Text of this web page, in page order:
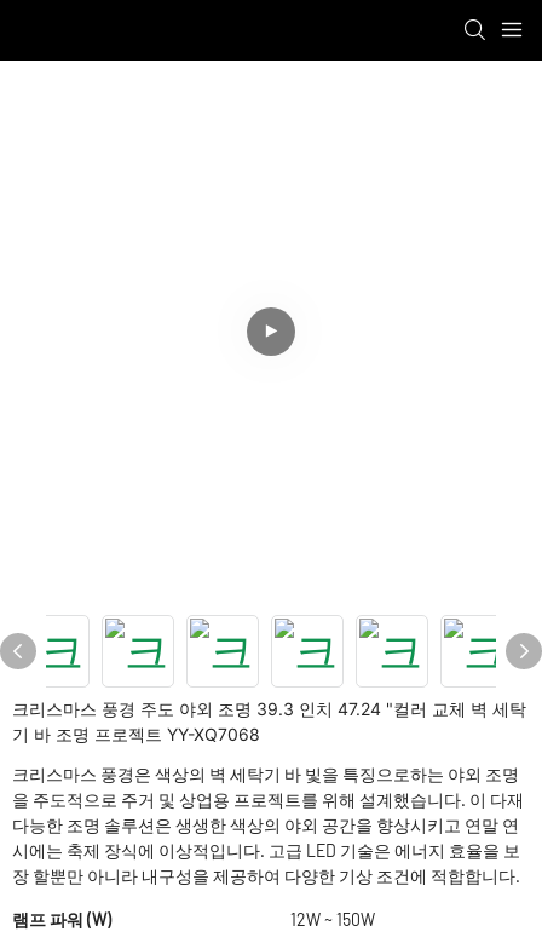
크리스마스 풍경 주도 야외 조명 39.3 인치 47.24 "컬러 교체 벽 세탁
기 바 조명 프로젝트 YY-XQ7068
크리스마스 풍경은 색상의 벽 세탁기 바 빛을 특징으로하는 야외 조명
을 주도적으로 주거 및 상업용 프로젝트를 위해 설계했습니다. 이 다재
다능한 조명 솔루션은 생생한 색상의 야외 공간을 향상시키고 연말 연
시에는 축제 장식에 이상적입니다. 고급 LED 기술은 에너지 효율을 보
장 할뿐만 아니라 내구성을 제공하여 다양한 기상 조건에 적합합니다.
램프 파워 (W) 12W ~ 150W